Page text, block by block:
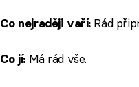
Co nejraději vaří: Rád
Co jí:Má rád vše.